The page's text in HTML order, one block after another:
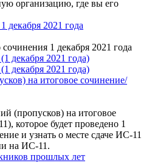
организацию, где вы его
декабря 2021 года
1 декабря 2021 года
декабря 2021 года)
декабря 2021 года)
на итоговое сочинение/
(пропусков) на итоговое
которое будет проведено 1
и узнать о месте сдаче ИС-11
на ИС-11.
прошлых лет